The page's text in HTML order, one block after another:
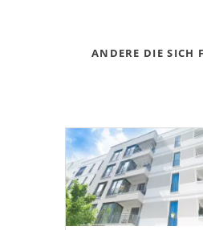
ANDERE DIE SICH